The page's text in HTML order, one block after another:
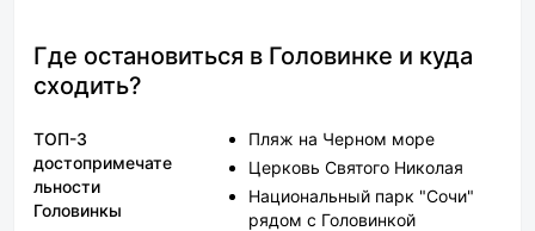
морю и большое количество
разнообразных кафешек. Мы
остались полностью довольны
Где остановиться в Головинке и куда
сходить?
ТОП-3
достопримечате
льности
Головинкы
Пляж на Черном море
Церковь Святого Николая
Национальный парк "Сочи"
рядом с Головинкой